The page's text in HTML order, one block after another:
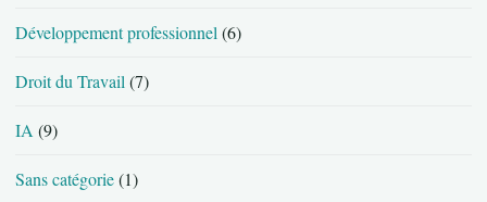
Développement professionnel(6)
Droit du Travail(7)
IA(9)
Sans catégorie(1)